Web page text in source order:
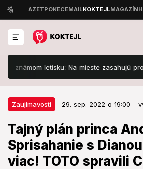
letisku: Na mieste zasahujú
Zaujímavosti 29. sep. 2022 o 19:00
Tajný plán princa
Sprisahanie s
viac! TOTO spravili
Zaujímavosti 29. sep. 2022 o 19:00
Tajný plán princa
Sprisahanie s Dianou
TOTO spravili